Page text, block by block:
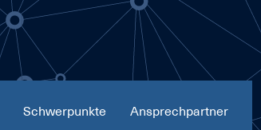
Ansprechpartner
Schwerpunkte